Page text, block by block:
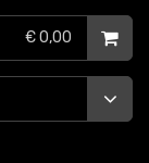
€ 0,00